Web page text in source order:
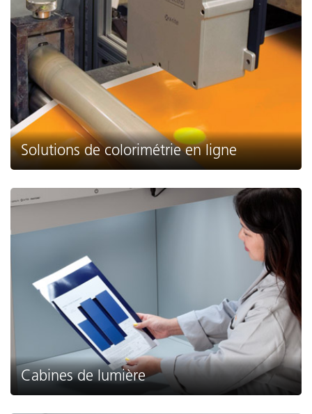
Solutions de colorimétrie en ligne
Cabines de lumière